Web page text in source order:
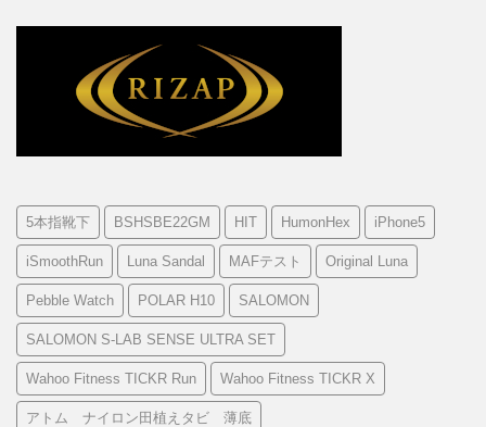
5本指靴下 BSHSBE22GM HIT HumonHex iPhone5
iSmoothRun Luna Sandal MAFテスト Original Luna
Pebble Watch POLAR H10 SALOMON
SALOMON S-LAB SENSE ULTRA SET
Wahoo Fitness TICKR Run Wahoo Fitness TICKR X
アトム ナイロン田植えタビ 薄底